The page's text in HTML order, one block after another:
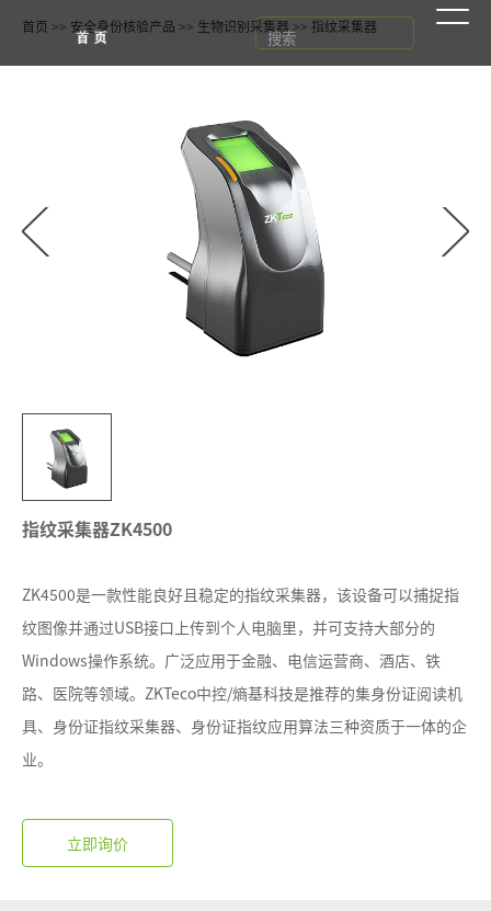
首页 >> 安全身份核验产品 >> 生物识别采集器 >> 指纹采集器
指纹采集器ZK4500
ZK4500是一款性能良好且稳定的指纹采集器，该设备可以捕捉指
纹图像并通过USB接口上传到个人电脑里，并可支持大部分的
Windows操作系统。广泛应用于金融、电信运营商、酒店、铁
路、医院等领域。ZKTeco中控/熵基科技是推荐的集身份证阅读机
具、身份证指纹采集器、身份证指纹应用算法三种资质于一体的企
业。